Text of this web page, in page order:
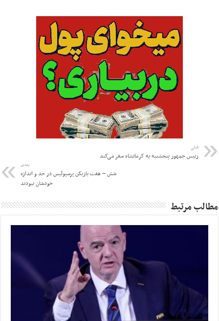
قبلی
رییس جمهور پنجشنبه به کرمانشاه سفر می‌کند
بعدی
شش – هفت بازیکن پرسپولیس در حد و اندازه
خودشان نبودند
مطالب مرتبط